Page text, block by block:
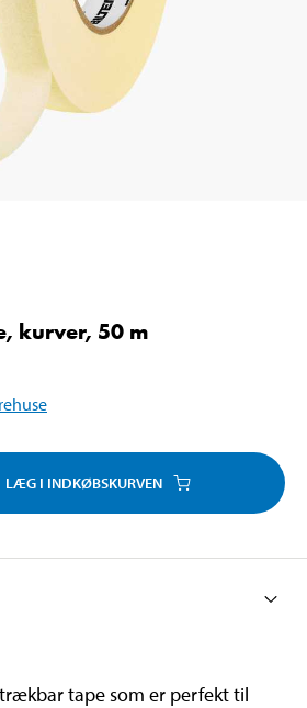
kurver, 50 m
LÆG I INDKØBSKURVEN
tape som er perfekt til